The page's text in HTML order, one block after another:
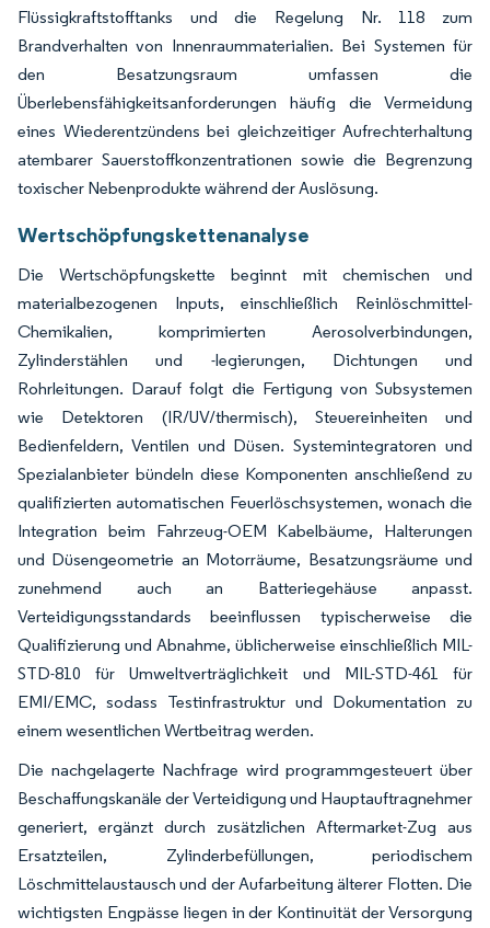
Flüssigkraftstofftanks und die Regelung Nr. 118 zum
Brandverhalten von Innenraummaterialien. Bei Systemen für
den Besatzungsraum umfassen die
Überlebensfähigkeitsanforderungen häufig die Vermeidung
eines Wiederentzündens bei gleichzeitiger Aufrechterhaltung
atembarer Sauerstoffkonzentrationen sowie die Begrenzung
toxischer Nebenprodukte während der Auslösung.
Wertschöpfungskettenanalyse
Die Wertschöpfungskette beginnt mit chemischen und
materialbezogenen Inputs, einschließlich Reinlöschmittel-
Chemikalien, komprimierten Aerosolverbindungen,
Zylinderstählen und -legierungen, Dichtungen und
Rohrleitungen. Darauf folgt die Fertigung von Subsystemen
wie Detektoren (IR/UV/thermisch), Steuereinheiten und
Bedienfeldern, Ventilen und Düsen. Systemintegratoren und
Spezialanbieter bündeln diese Komponenten anschließend zu
qualifizierten automatischen Feuerlöschsystemen, wonach die
Integration beim Fahrzeug-OEM Kabelbäume, Halterungen
und Düsengeometrie an Motorräume, Besatzungsräume und
zunehmend auch an Batteriegehäuse anpasst.
Verteidigungsstandards beeinflussen typischerweise die
Qualifizierung und Abnahme, üblicherweise einschließlich MIL-
STD-810 für Umweltverträglichkeit und MIL-STD-461 für
EMI/EMC, sodass Testinfrastruktur und Dokumentation zu
einem wesentlichen Wertbeitrag werden.
Die nachgelagerte Nachfrage wird programmgesteuert über
Beschaffungskanäle der Verteidigung und Hauptauftragnehmer
generiert, ergänzt durch zusätzlichen Aftermarket-Zug aus
Ersatzteilen, Zylinderbefüllungen, periodischem
Löschmittelaustausch und der Aufarbeitung älterer Flotten. Die
wichtigsten Engpässe liegen in der Kontinuität der Versorgung